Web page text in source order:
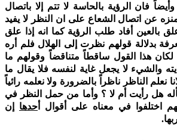
فان الرؤية بالحاسة لا تتم إلا باتصال
منزه عن اتصال الشعاع على ان النظر لا يفيد
علق بالعين أفاد طلب الرؤية كما انه إذا علق
بدلالة قولهم نظرت إلى الهلال فلم أره
لكان هذا القول ساقطاً متناقضاً وقولهم ما
والشيء لا يجعل غاية لنفسه فلا يقال ما
نعلم الناظر ناظراً بالضرورة ولا نعلمه رائياً
هل رأيت أم لا ؟ وأما من حمل النظر في
اختلفوا في معناه على أقوال أ حدها إن